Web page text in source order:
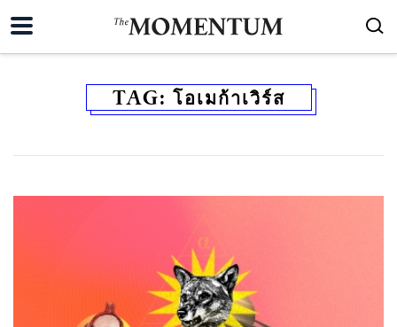
TAG: โอเมก้าเวิร์ส